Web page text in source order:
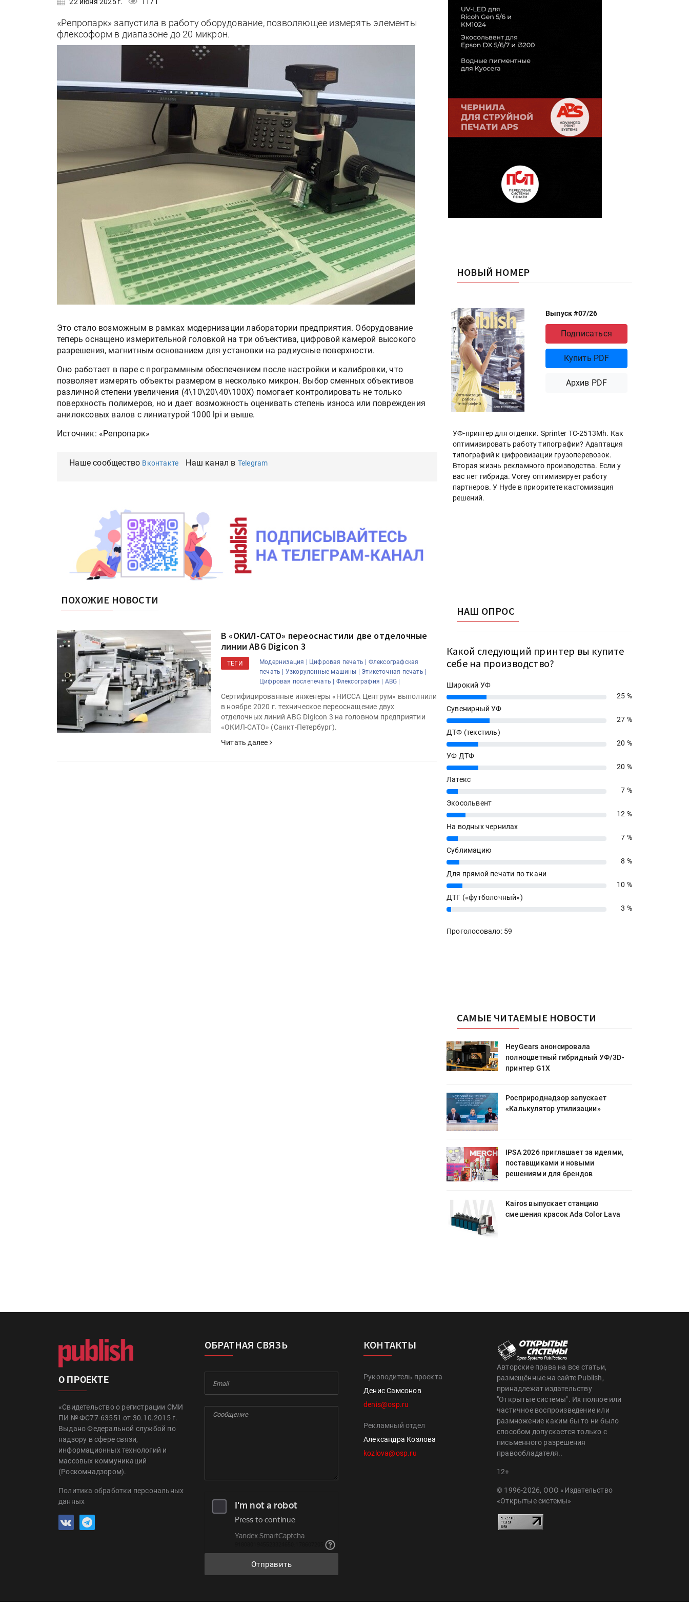
«Репропарк» запустила в работу оборудование, позволяющее измерять элементы
флексоформ в диапазоне до 20 микрон.
Это стало возможным в рамках модернизации лаборатории предприятия. Оборудование
теперь оснащено измерительной головкой на три объектива, цифровой камерой высокого
разрешения, магнитным основанием для установки на радиусные поверхности.
Оно работает в паре с программным обеспечением после настройки и калибровки, что
позволяет измерять объекты размером в несколько микрон. Выбор сменных объективов
различной степени увеличения (4\10\20\40\100Х) помогает контролировать не только
поверхность полимеров, но и дает возможность оценивать степень износа или повреждения
анилоксовых валов с линиатурой 1000 lpi и выше.
Источник: «Репропарк»
Наше сообщество Вконтакте Наш канал в Telegram
ПОХОЖИЕ НОВОСТИ
В «ОКИЛ-САТО» переоснастили две отделочные
линии ABG Digicon 3
ТЕГИ Модернизация | Цифровая печать |
Флексографская
печать |
Узкорулонные машины |
Этикеточная печать |
Цифровая послепечать |
Флексография | ABG |
Сертифицированные инженеры «НИССА Центрум» выполнили
в ноябре 2020 г. техническое переоснащение двух
отделочных линий ABG Digicon 3 на головном предприятии
«ОКИЛ-САТО» (Санкт-Петербург).
Читать далее
НОВЫЙ НОМЕР
Выпуск #07/26
Подписаться
Купить PDF
Архив PDF
УФ-принтер для отделки. Sprinter ТС-2513Mh. Как
оптимизировать работу типографии? Адаптация
типографий к цифровизации грузоперевозок.
Вторая жизнь рекламного производства. Если у
вас нет гибрида. Vorey оптимизирует работу
партнеров. У Hyde в приоритете кастомизация
решений.
НАШ ОПРОС
Какой следующий принтер вы купите
себе на производство?
Широкий УФ
25%
25 %
Сувенирный УФ
27%
27 %
ДТФ (текстиль)
20%
20 %
УФ ДТФ
20%
20 %
Латекс
7%
7 %
Экосольвент
12%
12 %
На водных чернилах
7%
7 %
Сублимацию
8%
8 %
Для прямой печати по ткани
10%
10 %
ДТГ («футболочный»)
3% 3 %
Проголосовало: 59
САМЫЕ ЧИТАЕМЫЕ НОВОСТИ
HeyGears анонсировала
полноцветный гибридный УФ/3D-
принтер G1X
Росприроднадзор запускает
«Калькулятор утилизации»
IPSA 2026 приглашает за идеями,
поставщиками и новыми
решениями для брендов
Kairos выпускает станцию
смешения красок Ada Color Lava
О ПРОЕКТЕ
«Свидетельство о регистрации СМИ
ПИ № ФС77-63551 от 30.10.2015 г.
Выдано Федеральной службой по
надзору в сфере связи,
информационных технологий и
массовых коммуникаций
(Роскомнадзором).
Политика обработки персональных
данных
ОБРАТНАЯ СВЯЗЬ
Отправить
КОНТАКТЫ
Руководитель проекта
Денис Самсонов
denis@osp.ru
Рекламный отдел
Александра Козлова
kozlova@osp.ru
Авторские права на все статьи,
размещённые на сайте Publish,
принадлежат издательству
"Открытые системы". Их полное или
частичное воспроизведение или
размножение каким бы то ни было
способом допускается только с
письменного разрешения
правообладателя..
12+
© 1996-2026, ООО «Издательство
«Открытые системы»